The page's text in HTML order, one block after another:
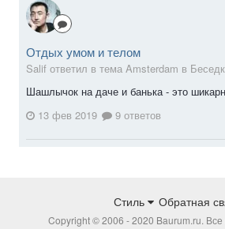
Отдых умом и телом
Salif ответил в тема Amsterdam в
Шашлычок на даче и банька - это
13 фев 2019
9 ответов
Стиль Обратная
Copyright © 2006 - 2020 Baurum.ru.